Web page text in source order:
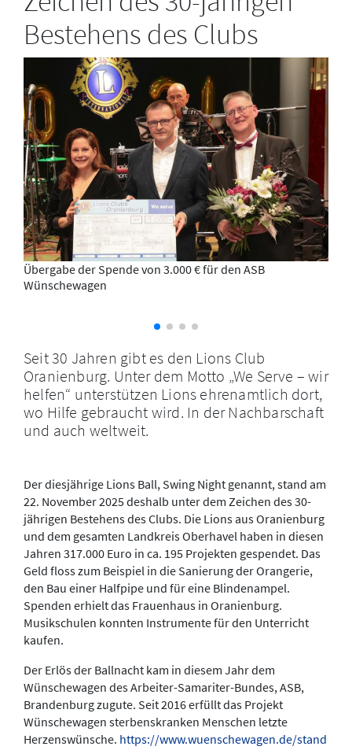
Bestehens des Clubs
Übergabe der Spende von 3.000 € für den ASB
Wünschewagen
Seit 30 Jahren gibt es den Lions Club
Oranienburg. Unter dem Motto „We Serve – wir
helfen“ unterstützen Lions ehrenamtlich dort,
wo Hilfe gebraucht wird. In der Nachbarschaft
und auch weltweit.
Der diesjährige Lions Ball, Swing Night genannt, stand am
22. November 2025 deshalb unter dem Zeichen des 30-
jährigen Bestehens des Clubs. Die Lions aus Oranienburg
und dem gesamten Landkreis Oberhavel haben in diesen
Jahren 317.000 Euro in ca. 195 Projekten gespendet. Das
Geld floss zum Beispiel in die Sanierung der Orangerie,
den Bau einer Halfpipe und für eine Blindenampel.
Spenden erhielt das Frauenhaus in Oranienburg.
Musikschulen konnten Instrumente für den Unterricht
kaufen.
Der Erlös der Ballnacht kam in diesem Jahr dem
Wünschewagen des Arbeiter-Samariter-Bundes, ASB,
Brandenburg zugute. Seit 2016 erfüllt das Projekt
Wünschewagen sterbenskranken Menschen letzte
Herzenswünsche. https://www.wuenschewagen.de/stand